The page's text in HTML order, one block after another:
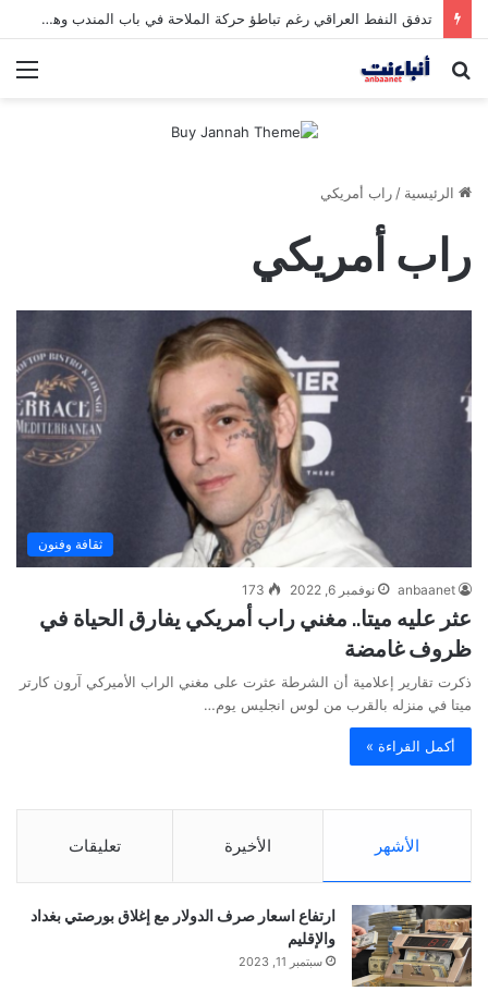
بحث
الرئيسية / راب أمريكي
راب أمريكي
ثقافة وفنون
anbaanet نوفمبر 6, 2022 173
عثر عليه ميتا.. مغني راب أمريكي يفارق الحياة في
ظروف غامضة
ذكرت تقارير إعلامية أن الشرطة عثرت على مغني الراب الأميركي آرون كارتر
ميتا في منزله بالقرب من لوس انجليس يوم…
أكمل القراءة »
الأشهر الأخيرة تعليقات
ارتفاع اسعار صرف الدولار مع إغلاق بورصتي بغداد
والإقليم
سبتمبر 11, 2023